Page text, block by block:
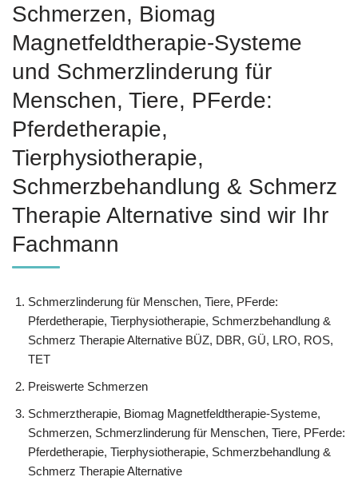
Schmerzen, Biomag
Magnetfeldtherapie-Systeme
und Schmerzlinderung für
Menschen, Tiere, PFerde:
Pferdetherapie,
Tierphysiotherapie,
Schmerzbehandlung & Schmerz
Therapie Alternative sind wir Ihr
Fachmann
Schmerzlinderung für Menschen, Tiere, PFerde:
Pferdetherapie, Tierphysiotherapie, Schmerzbehandlung &
Schmerz Therapie Alternative BÜZ, DBR, GÜ, LRO, ROS,
TET
Preiswerte Schmerzen
Schmerztherapie, Biomag Magnetfeldtherapie-Systeme,
Schmerzen, Schmerzlinderung für Menschen, Tiere, PFerde:
Pferdetherapie, Tierphysiotherapie, Schmerzbehandlung &
Schmerz Therapie Alternative